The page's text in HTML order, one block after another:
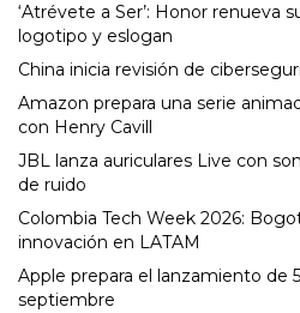
‘Atrévete a Ser’: Honor renueva
logotipo y eslogan
China inicia revisión de
Amazon prepara una serie
con Henry Cavill
JBL lanza auriculares Live con
de ruido
Colombia Tech Week 2026:
innovación en LATAM
Apple prepara el lanzamiento de
septiembre